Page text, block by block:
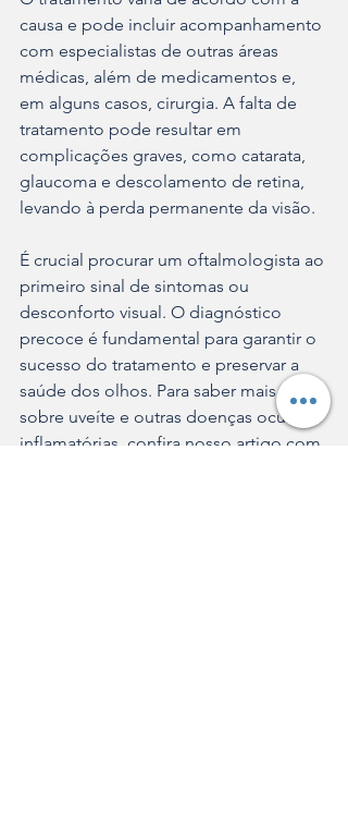
causa e pode incluir acompanhamento
com especialistas de outras áreas
médicas, além de medicamentos e,
em alguns casos, cirurgia. A falta de
tratamento pode resultar em
complicações graves, como catarata,
glaucoma e descolamento de retina,
levando à perda permanente da visão.
É crucial procurar um oftalmologista ao
primeiro sinal de sintomas ou
desconforto visual. O diagnóstico
precoce é fundamental para garantir o
sucesso do tratamento e preservar a
saúde dos olhos. Para saber mais
sobre uveíte e outras doenças oculares
inflamatórias, confira nosso artigo com